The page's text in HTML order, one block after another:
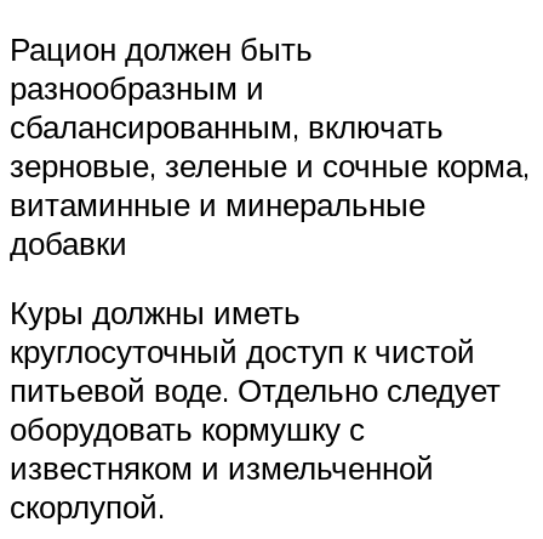
Рацион должен быть
разнообразным и
сбалансированным, включать
зерновые, зеленые и сочные корма,
витаминные и минеральные
добавки
Куры должны иметь
круглосуточный доступ к чистой
питьевой воде. Отдельно следует
оборудовать кормушку с
известняком и измельченной
скорлупой.